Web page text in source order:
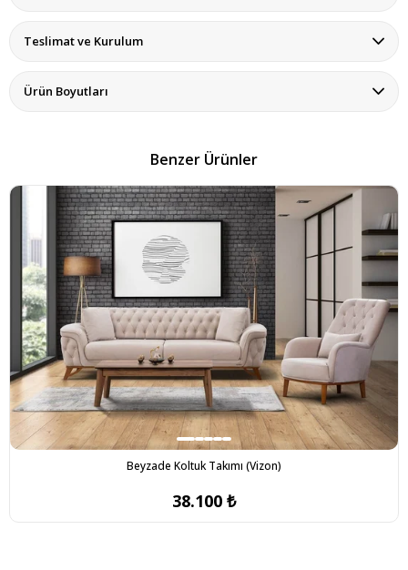
Teslimat ve Kurulum
Ürün Boyutları
Benzer Ürünler
Beyzade Koltuk Takımı (Vizon)
38.100 ₺